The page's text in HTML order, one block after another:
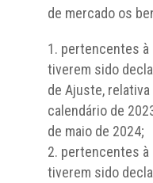
de mercado os
pertencentes à
tiverem sido
de Ajuste,
calendário de
de maio de 2024;
pertencentes à
tiverem sido